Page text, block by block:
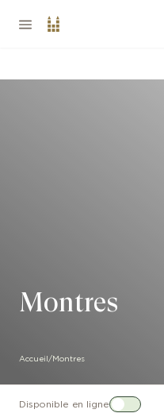
Montres
Accueil/ Montres
Disponible en ligne